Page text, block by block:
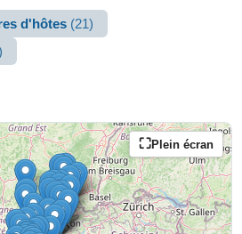
d'hôtes (21)
Plein écran